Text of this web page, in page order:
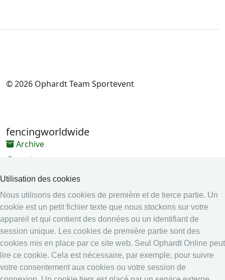
Utilisation des cookies
Nous utilisons des cookies de première et de tierce partie. Un
cookie est un petit fichier texte que nous stockons sur votre
appareil et qui contient des données ou un identifiant de
session unique. Les cookies de première partie sont des
cookies mis en place par ce site web. Seul Ophardt Online peut
lire ce cookie. Cela est nécessaire, par exemple, pour suivre
votre consentement aux cookies ou votre session de
© 2026 Ophardt Team Sportevent
fencingworldwide
Archive
Vidéos
Médias
Système en ligne
Système en ligne
Calendrier
Classement
Légal